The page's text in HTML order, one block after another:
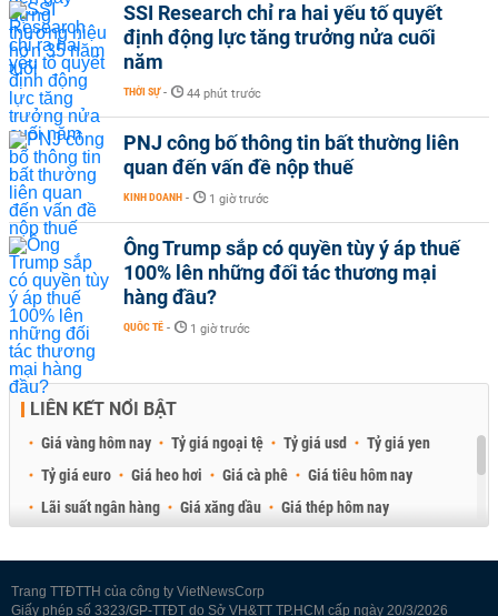
SSI Research chỉ ra hai yếu tố quyết
định động lực tăng trưởng nửa cuối
năm
THỜI SỰ - 44 phút trước
PNJ công bố thông tin bất thường liên
quan đến vấn đề nộp thuế
KINH DOANH - 1 giờ trước
Ông Trump sắp có quyền tùy ý áp thuế
100% lên những đối tác thương mại
hàng đầu?
QUỐC TẾ - 1 giờ trước
LIÊN KẾT NỔI BẬT
Giá vàng hôm nay Tỷ giá ngoại tệ Tỷ giá usd
Tỷ giá yen
Tỷ giá euro
Giá heo hơi Giá cà phê
Giá tiêu hôm nay
Lãi suất ngân hàng
Giá xăng dầu
Giá thép hôm nay
Trang TTĐTTH của công ty VietNewsCorp
Giấy phép số 3323/GP-TTĐT do Sở VH&TT TP.HCM cấp ngày 20/3/2026